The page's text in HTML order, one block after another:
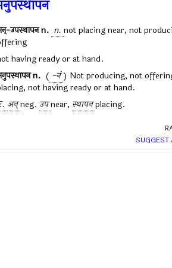
उपस्थापनn. n. not placing near, not
having ready or at hand.
n. ( -नं) Not producing, not
not having ready or at hand.
अन्neg. उपnear, स्थापनplacing.
SUGGEST